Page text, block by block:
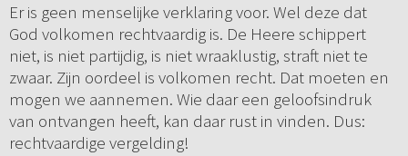
Er is geen menselijke verklaring voor. Wel deze dat
God volkomen rechtvaardig is. De Heere schippert
niet, is niet partijdig, is niet wraaklustig, straft niet te
zwaar. Zijn oordeel is volkomen recht. Dat moeten en
mogen we aannemen. Wie daar een geloofsindruk
van ontvangen heeft, kan daar rust in vinden. Dus:
rechtvaardige vergelding!